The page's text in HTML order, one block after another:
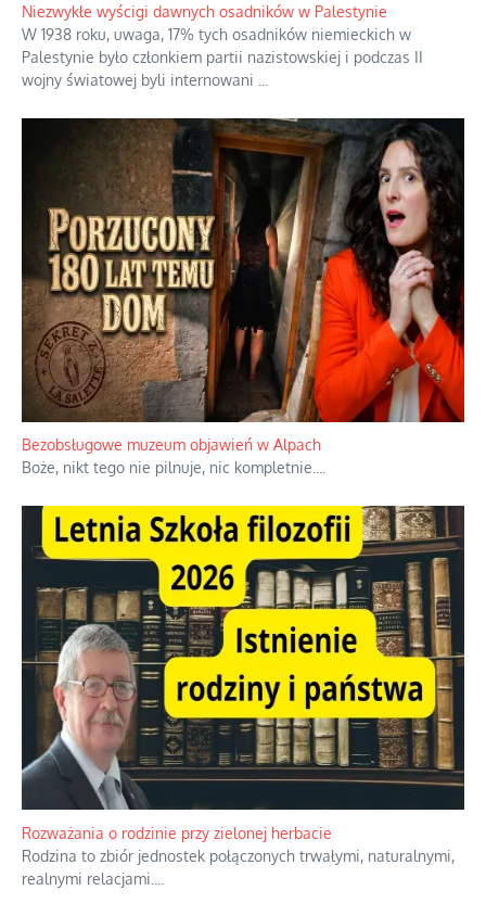
Niezwykłe wyścigi dawnych osadników w Palestynie
W 1938 roku, uwaga, 17% tych osadników niemieckich w
Palestynie było członkiem partii nazistowskiej i podczas II
wojny światowej byli internowani
Bezobsługowe muzeum objawień w Alpach
Boże, nikt tego nie pilnuje, nic kompletnie.
Rozważania o rodzinie przy zielonej herbacie
Rodzina to zbiór jednostek połączonych trwałymi, naturalnymi,
realnymi relacjami.